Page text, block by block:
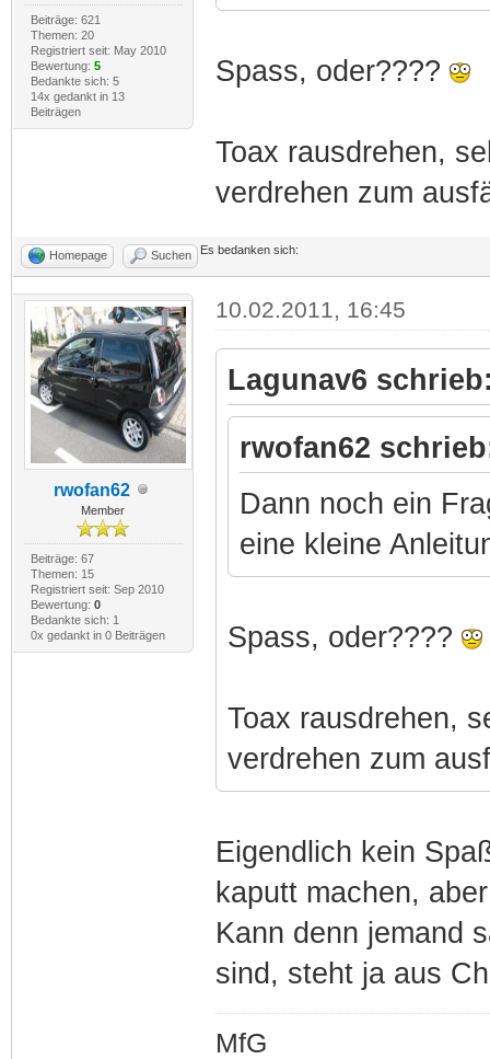
Beiträge: 621
Themen: 20
Registriert seit: May 2010
Bewertung: 5
Bedankte sich: 5
14x gedankt in 13
Beiträgen
Spass, oder????
Toax rausdrehen,
verdrehen zum
Homepage Suchen Es bedanken sich:
rwofan62
Member
Beiträge: 67
Themen: 15
Registriert seit: Sep 2010
Bewertung: 0
Bedankte sich: 1
0x gedankt in 0 Beiträgen
10.02.2011, 16:45
Lagunav6
rwofan62
Dann noch ein
eine kleine
Spass, oder????
Toax rausdrehen,
verdrehen zum
Eigendlich kein
kaputt machen,
Kann denn jemand
sind, steht ja aus
MfG